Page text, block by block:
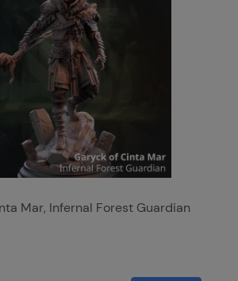
Mar, Infernal Forest Guardian